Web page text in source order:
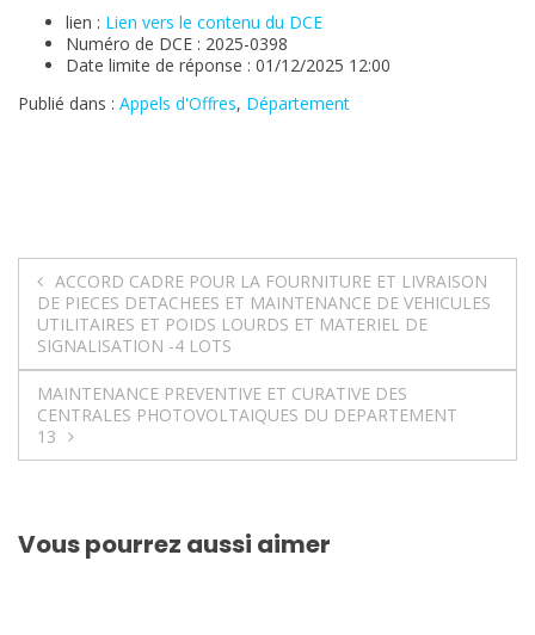
lien : Lien vers le contenu du DCE
Numéro de DCE : 2025-0398
Date limite de réponse : 01/12/2025 12:00
Publié dans : Appels d'Offres, Département
Navigation
de
l’article
ACCORD CADRE POUR LA FOURNITURE ET LIVRAISON
DE PIECES DETACHEES ET MAINTENANCE DE VEHICULES
UTILITAIRES ET POIDS LOURDS ET MATERIEL DE
SIGNALISATION -4 LOTS
MAINTENANCE PREVENTIVE ET CURATIVE DES
CENTRALES PHOTOVOLTAIQUES DU DEPARTEMENT
13
Vous pourrez aussi aimer